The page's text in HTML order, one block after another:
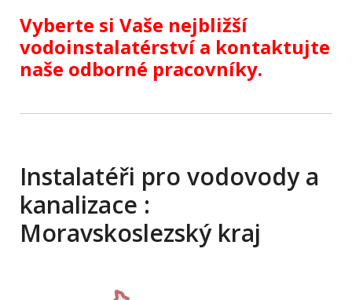
Vyberte si Vaše nejbližší
vodoinstalatérství a kontaktujte
naše odborné pracovníky.
Instalatéři pro vodovody a
kanalizace :
Moravskoslezský kraj